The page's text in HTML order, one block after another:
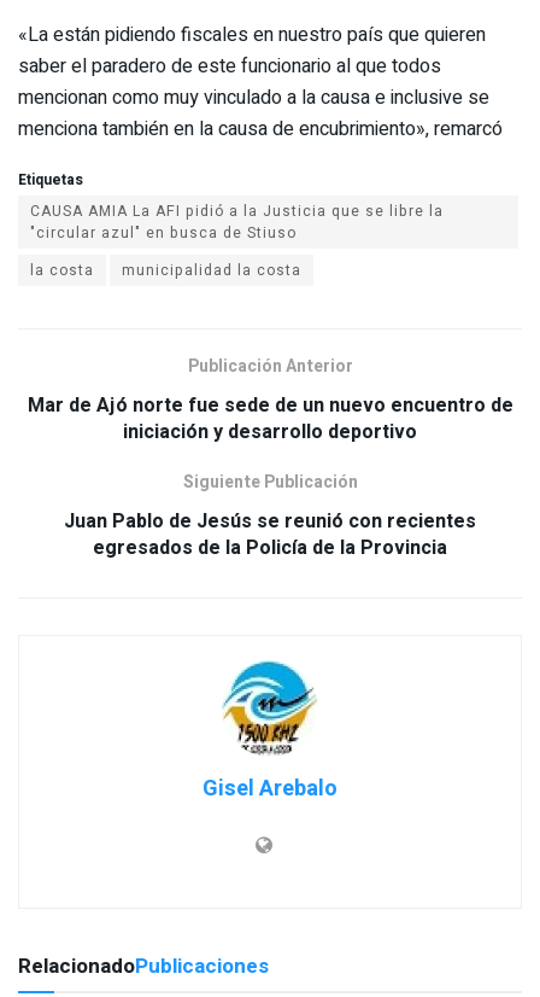
«La están pidiendo fiscales en nuestro país que quieren
saber el paradero de este funcionario al que todos
mencionan como muy vinculado a la causa e inclusive se
menciona también en la causa de encubrimiento», remarcó
Etiquetas
CAUSA AMIA La AFI pidió a la Justicia que se libre la
"circular azul" en busca de Stiuso
la costa
municipalidad la costa
Publicación Anterior
Mar de Ajó norte fue sede de un nuevo encuentro de
Siguiente Publicación
Juan Pablo de Jesús se reunió con recientes
Gisel Arebalo
RelacionadoPublicaciones